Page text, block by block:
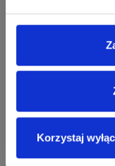
Korzystaj05.03.2022